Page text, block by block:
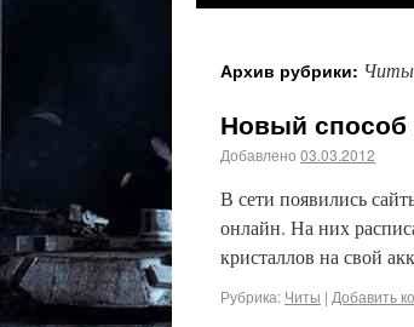
Архив рубрики: Читы
Новый способ
Добавлено 03.03.2012
В сети появились
онлайн. На них
кристаллов на свой
Рубрика: Читы | Добавить